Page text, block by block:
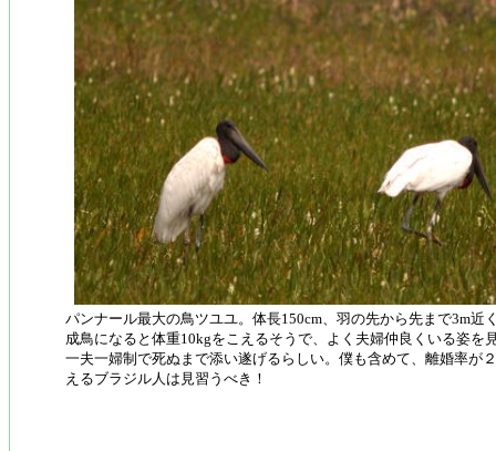
パンナール最大の鳥ツユユ。体長150cm、羽の先から先まで3m近
成鳥になると体重10kgをこえるそうで、よく夫婦仲良くいる姿を
一夫一婦制で死ぬまで添い遂げるらしい。僕も含めて、離婚率が
えるブラジル人は見習うべき！